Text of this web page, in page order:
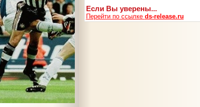
Если Вы уверены...
Перейти по ссылке ds-release.ru